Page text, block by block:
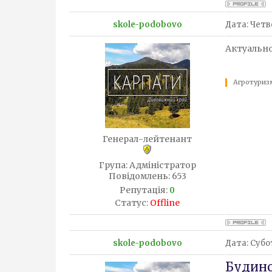
skole-podobovo Дата:
Генерал-лейтенант
Група: Адміністратор
Повідомлень: 653
Репутація: 0
Статус: Offline
skole-podobovo Дата: